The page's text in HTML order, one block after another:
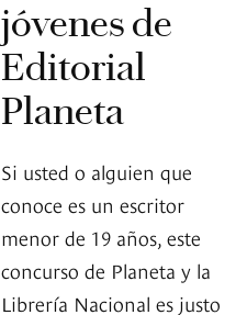
jóvenes de
Editorial
Planeta
Si usted o alguien que
conoce es un escritor
menor de 19 años, este
concurso de Planeta y la
Librería Nacional es justo